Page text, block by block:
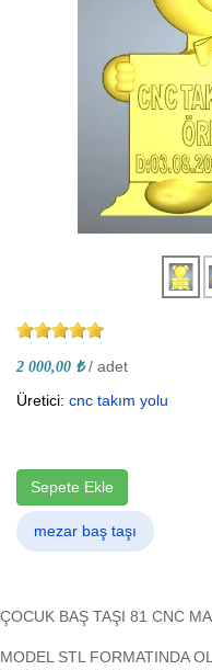
2 000,00 ₺ / adet
Üretici: cnc takım yolu
Sepete Ekle
mezar baş taşı
ÇOCUK BAŞ TAŞI 81 CNC
MODEL STL FORMATINDA